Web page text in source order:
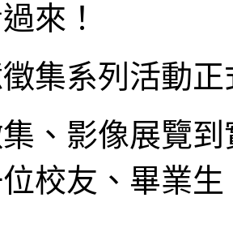
來！
集系列活動正
、影像展覽
校友、畢業